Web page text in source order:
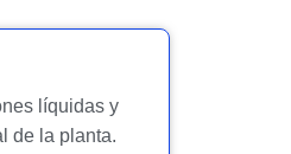
líquidas y
de la planta.